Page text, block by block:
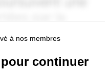
à nos membres
continuer